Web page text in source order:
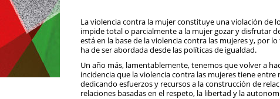
La violencia contra la mujer constituye una violación de
impide total o parcialmente a la mujer gozar y disfrutar
está en la base de la violencia contra las mujeres y, por
ha de ser abordada desde las políticas de igualdad.
Un año más, lamentablemente, tenemos que volver a
incidencia que la violencia contra las mujeres tiene
dedicando esfuerzos y recursos a la construcción de
relaciones basadas en el respeto, la libertad y la